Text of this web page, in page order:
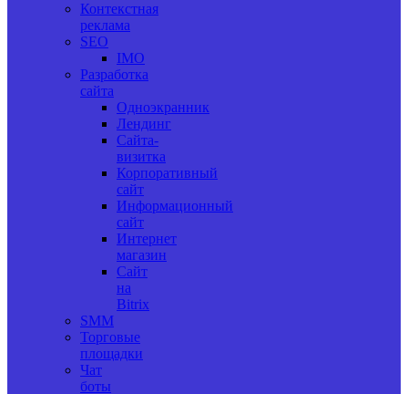
Контекстная
реклама
SEO
IMO
Разработка
сайта
Одноэкранник
Лендинг
Сайта-
визитка
Корпоративный
сайт
Информационный
сайт
Интернет
магазин
Сайт
на
Bitrix
SMM
Торговые
площадки
Чат
боты